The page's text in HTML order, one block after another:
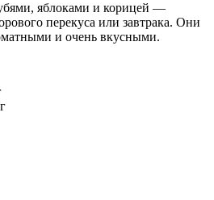
яблоками и корицей —
перекуса или завтрака. Они
и очень вкусными.